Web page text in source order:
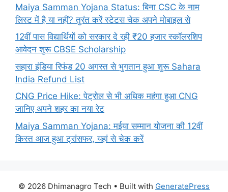
Maiya Samman Yojana Status: बिना CSC के नाम
लिस्ट में है या नहीं? तुरंत करें स्टेटस चेक अपने मोबाइल से
12वीं पास विद्यार्थियों को सरकार दे रही ₹20 हजार स्कॉलरशिप
आवेदन शुरू CBSE Scholarship
सहारा इंडिया रिफंड 20 अगस्त से भुगतान हुआ शुरू Sahara
India Refund List
CNG Price Hike: पेट्रोल से भी अधिक महंगा हुआ CNG
जानिए अपने शहर का नया रेट
Maiya Samman Yojana: मईया सम्मान योजना की 12वीं
किस्त आज हुआ ट्रांसफर, यहां से चेक करें
© 2026 Dhimanagro Tech • Built with GeneratePress